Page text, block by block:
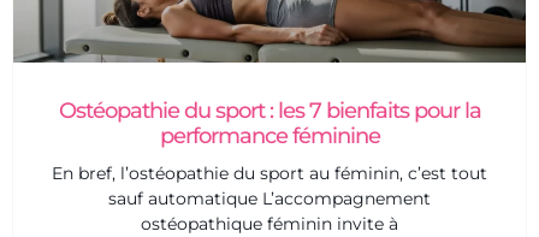
Ostéopathie du sport : les 7 bienfaits pour la
performance féminine
En bref, l’ostéopathie du sport au féminin, c’est tout
sauf automatique L’accompagnement
ostéopathique féminin invite à